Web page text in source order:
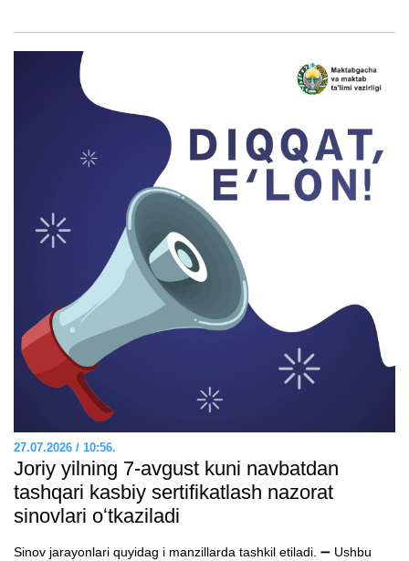
27.07.2026 / 10:56.
Joriy yilning 7-avgust kuni navbatdan
tashqari kasbiy sertifikatlash nazorat
sinovlari oʻtkaziladi
Sinov jarayonlari quyidag i manzillarda tashkil etiladi. ➖ Ushbu